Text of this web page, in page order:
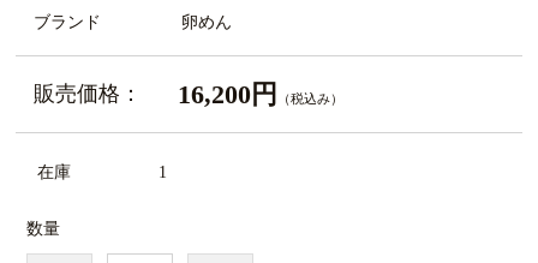
ブランド 卵めん
販売価格： 16,200円 （税込み）
在庫 1
数量